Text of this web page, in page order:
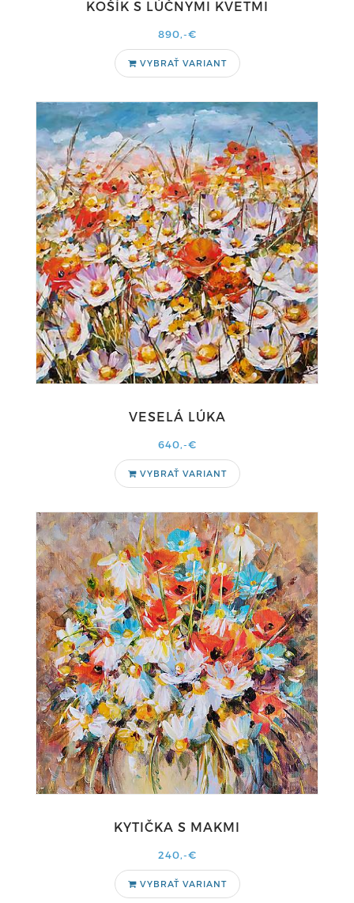
KOŠÍK S LÚČNYMI KVETMI
890,-€
VYBRAŤ VARIANT
VESELÁ LÚKA
640,-€
VYBRAŤ VARIANT
KYTIČKA S MAKMI
240,-€
VYBRAŤ VARIANT